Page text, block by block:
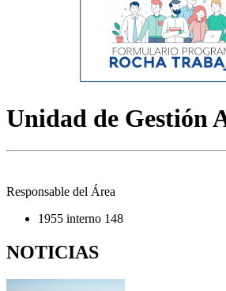
Unidad de Gestión
Responsable del Área
1955 interno 148
NOTICIAS